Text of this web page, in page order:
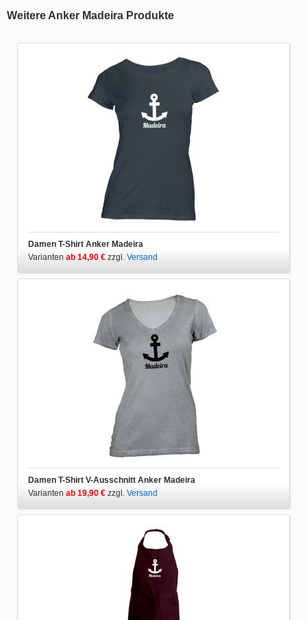
Weitere Anker Madeira Produkte
Damen T-Shirt Anker Madeira
Varianten ab 14,90 € zzgl. Versand
Damen T-Shirt V-Ausschnitt Anker Madeira
Varianten ab 19,90 € zzgl. Versand